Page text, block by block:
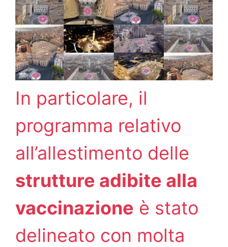
In particolare, il
programma relativo
all’allestimento delle
strutture adibite alla
vaccinazione è stato
delineato con molta